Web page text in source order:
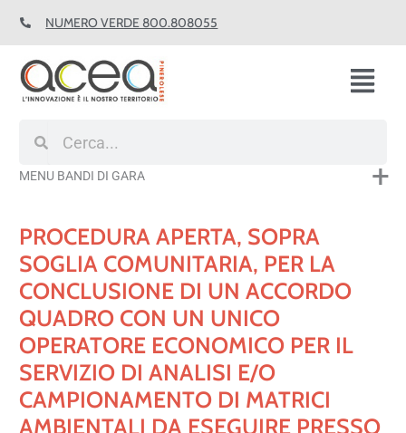
NUMERO VERDE 800.808055
MENU BANDI DI GARA
PROCEDURA APERTA, SOPRA
SOGLIA COMUNITARIA, PER LA
CONCLUSIONE DI UN ACCORDO
QUADRO CON UN UNICO
OPERATORE ECONOMICO PER IL
SERVIZIO DI ANALISI E/O
CAMPIONAMENTO DI MATRICI
AMBIENTALI DA ESEGUIRE PRESSO